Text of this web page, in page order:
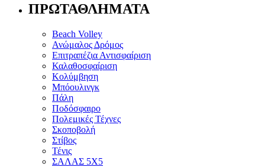
ΠΡΩΤΑΘΛΗΜΑΤΑ
Beach Volley
Ανώμαλος Δρόμος
Επιτραπέζια Αντισφαίριση
Καλαθοσφαίριση
Κολύμβηση
Μπόουλινγκ
Πάλη
Ποδόσφαιρο
Πολεμικές Τέχνες
Σκοποβολή
Στίβος
Τένις
ΣΑΛΑΣ 5Χ5